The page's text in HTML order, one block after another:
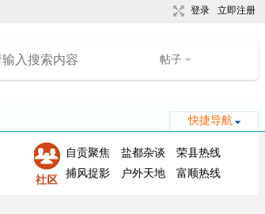
登录 立即注册
帖子
快捷导航
自贡聚焦 盐都杂谈
荣县热线
捕风捉影
户外天地 富顺热线